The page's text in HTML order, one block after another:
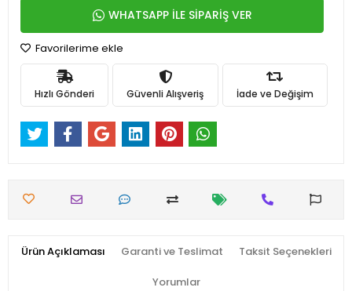
WHATSAPP İLE SİPARİŞ VER
Favorilerime ekle
Hızlı Gönderi Güvenli Alışveriş İade ve Değişim
Ürün Açıklaması Garanti ve Teslimat Taksit Seçenekleri
Yorumlar